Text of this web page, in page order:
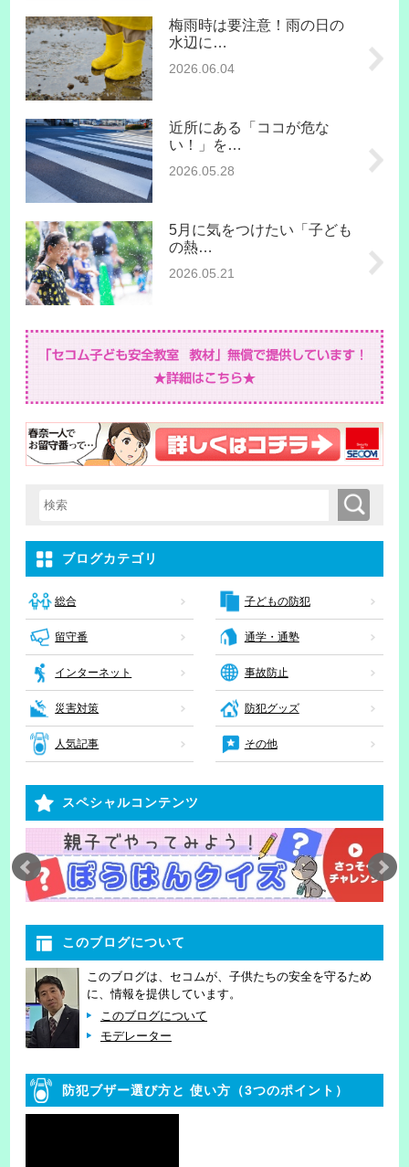
梅雨時は要注意！雨の日の
水辺に…
2026.06.04
近所にある「ココが危な
い！」を…
2026.05.28
5月に気をつけたい「子ども
の熱…
2026.05.21
検索キーワード入力 検索
ブログカテゴリ
総合 子どもの防犯
留守番 通学・通塾
インターネット 事故防止
災害対策 防犯グッズ
人気記事 その他
スペシャルコンテンツ
このブログについて
このブログは、セコムが、子供たちの安全を守るため
に、情報を提供しています。
このブログについて
モデレーター
防犯ブザー選び方と 使い方（3つのポイント）